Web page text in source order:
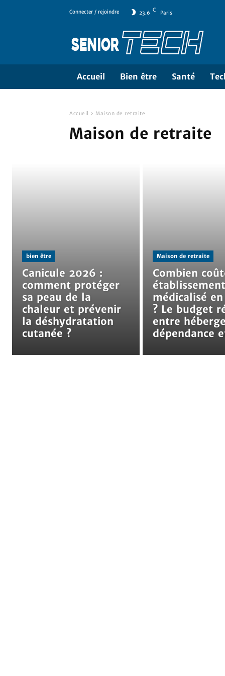
Connecter / rejoindre 23.6 C Paris
Accueil Bien être Santé
Accueil Maison de retraite
Maison de retraite
bien être
Canicule 2026 :
comment protéger
sa peau de la
chaleur et prévenir
la déshydratation
cutanée ?
Maison de retraite
Combien
établissement
médicalisé
? Le budget
entre
dépendance